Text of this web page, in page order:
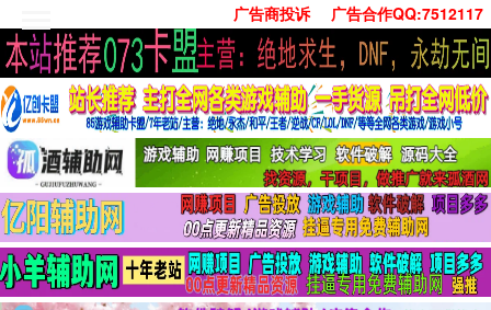
广告商投诉 广告合作QQ:7512117
首页
技术学习
安卓绿化
单机游戏
社交娱乐
系统工具